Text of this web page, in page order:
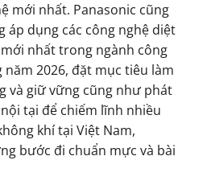
mới nhất. Panasonic cũng
áp dụng các công nghệ diệt
nhất trong ngành công
2026, đặt mục tiêu làm
và giữ vững cũng như phát
tại để chiếm lĩnh nhiều
khí tại Việt Nam,
bước đi chuẩn mực và bài